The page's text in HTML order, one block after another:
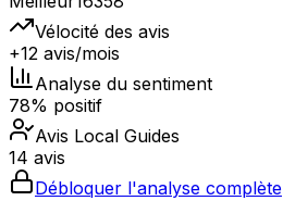
Vélocité des avis
+12 avis/mois
Analyse du sentiment
78% positif
Avis Local Guides
14 avis
Débloquer l'analyse complète